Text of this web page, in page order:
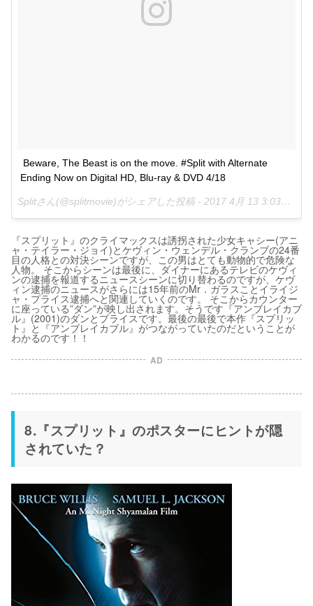
Beware, The Beast is on the move. #Split with Alternate
Ending Now on Digital HD, Blu-ray & DVD 4/18
Splitさん(@splitmovie)がシェアした投稿 - 2017 4月 13 3:03午後 PDT
『スプリット』のクライマックスは誘拐された少女キャシー(アニ
ャ・テイラー・ジョイ)とケヴィン・ウェンデル・クランブの24番
目の人格との対決シーンですが、この男はとても動物的で危険な
人物。 そこからシーンは最後に、ダイナーにあるテレビのケヴィ
ンの逮捕を報道するニュースシーンに切り替わるのですが、ケヴ
ィン逮捕のニュースがさらには15年前のMr．ガラスことイライジ
ャ・プライス逮捕へと関連していくのです。 そこからカウンター
に座っている”ダン”が映し出されます。そうです『アンブレイカブ
ル』(2001)のダンとプライスです。最後の最後で本作『スプリッ
ト』と『アンブレイカブル』がつながっていたのだということが
わかるのです！！
AD
8.『スプリット』のポスターにヒントが隠
されていた？